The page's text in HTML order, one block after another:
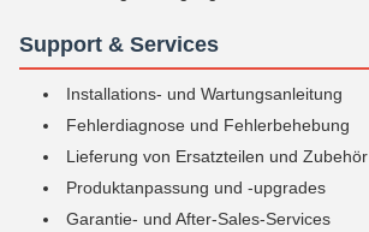
Support & Services
Installations- und Wartungsanleitung
Fehlerdiagnose und Fehlerbehebung
Lieferung von Ersatzteilen und Zubehör
Produktanpassung und -upgrades
Garantie- und After-Sales-Services